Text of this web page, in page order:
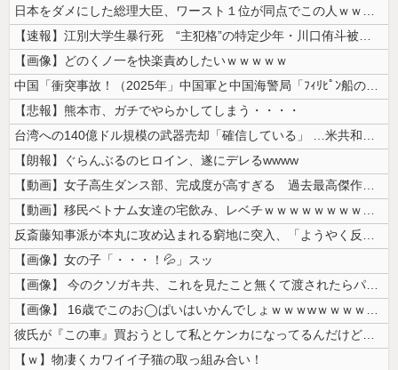
日本をダメにした総理大臣、ワースト１位が同点でこの人ｗｗｗｗｗｗ
【速報】江別大学生暴行死 “主犯格”の特定少年・川口侑斗被告に「無期懲...
【画像】どのくノ一を快楽責めしたいｗｗｗｗｗ
中国「衝突事故！（2025年」中国軍と中国海警局「ﾌｨﾘﾋﾟﾝ船の追跡...
【悲報】熊本市、ガチでやらかしてしまう・・・・
台湾への140億ドル規模の武器売却「確信している」 …米共和党重鎮、マ...
【朗報】ぐらんぶるのヒロイン、遂にデレるwwww
【動画】女子高生ダンス部、完成度が高すぎる 過去最高傑作と話題にｗｗｗ...
【動画】移民ベトナム女達の宅飲み、レベチｗｗｗｗｗｗｗｗｗｗｗｗｗｗｗ...
反斎藤知事派が本丸に攻め込まれる窮地に突入、「ようやく反撃のターンやね...
【画像】女の子「・・・！💦」スッ
【画像】 今のクソガキ共、これを見たこと無くて渡されたらパニクるらしい...
【画像】 16歳でこのお◯ぱいはいかんでしょｗｗｗwｗｗｗｗｗｗｗｗ❤
彼氏が『この車』買おうとして私とケンカになってるんだけどｗｗｗｗｗｗ
【ｗ】物凄くカワイイ子猫の取っ組み合い！